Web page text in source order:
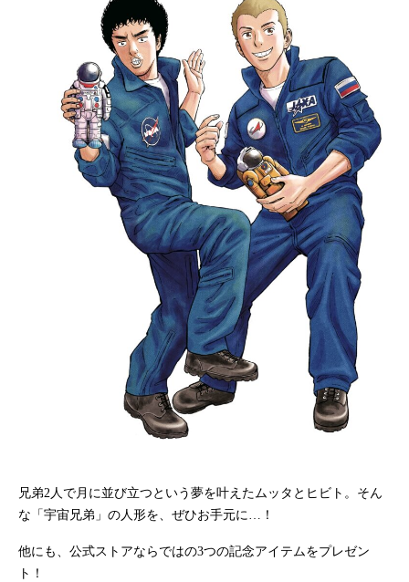
兄弟2人で月に並び立つという夢を叶えたムッタとヒビト。そん
な「宇宙兄弟」の人形を、ぜひお手元に…！
他にも、公式ストアならではの3つの記念アイテムをプレゼン
ト！